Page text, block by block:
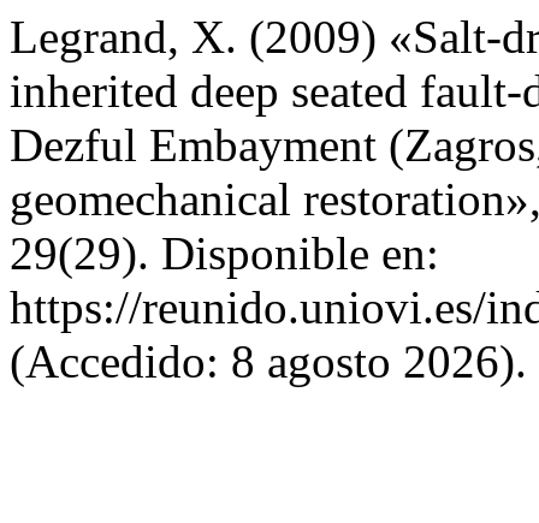
Legrand, X. (2009) «Salt-
inherited deep seated
Dezful Embayment
geomechanical
29(29). Disponible en:
https://reunido.uniovi.es/
(Accedido: 8 agosto 2026).